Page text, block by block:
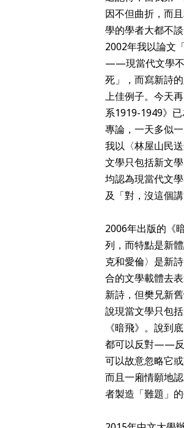
因不但曲折，而
學的學者大都不
2002年我以論文
——現當代文學不
死」，而寫新詩
上佳例子。今天
系1919-1949》
專論，一天多似
我以〈林屋山民
文學只包括新文
均認為現當代文
及「對，沒這個講
2006年出版的《
列，而特點是新
克和愛倫〉是新
合的文學載體去
新詩，但樊兄新
說現當文學只包
《暗飛》。說到
都可以反對——反
可以故意忽略它
而且一廂情願地
者製造「難題」